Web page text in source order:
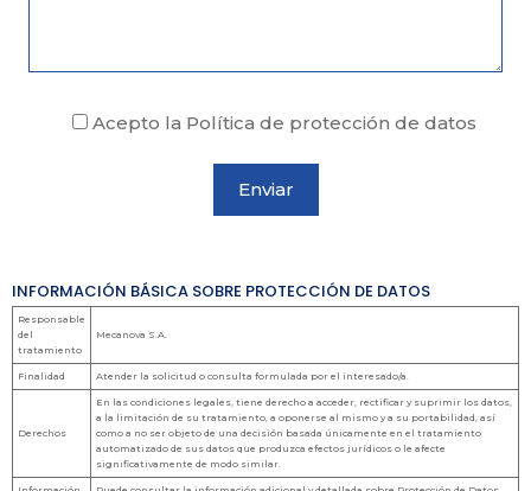
Acepto la Política de protección de datos
INFORMACIÓN BÁSICA SOBRE PROTECCIÓN DE DATOS
Responsable
del
tratamiento
Mecanova S.A.
Finalidad Atender la solicitud o consulta formulada por el interesado/a.
Derechos
En las condiciones legales, tiene derecho a acceder, rectificar y suprimir los datos,
a la limitación de su tratamiento, a oponerse al mismo y a su portabilidad, así
como a no ser objeto de una decisión basada únicamente en el tratamiento
automatizado de sus datos que produzca efectos jurídicos o le afecte
significativamente de modo similar.